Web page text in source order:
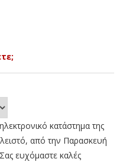
κατάστημα της
από την Παρασκευή
ευχόμαστε καλές